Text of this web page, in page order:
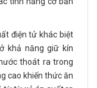
điện tử khác biệt
khả năng giữ kín
thoát ra trong
cao khiến thức ăn